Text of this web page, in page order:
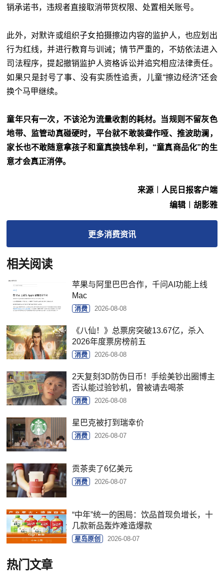
销承诺书，违规者直接取消带货权限、处置相关账号。
此外，对默许或组织子女拍摄擦边内容的监护人，也应划出
行为红线，并进行教育与训诫；情节严重的，不妨依法进入
司法程序，提起撤销监护人资格诉讼并追究相应法律责任。
如果只是封号了事、没有实质性追责，儿童“擦边经济”还会
换个马甲继续。
童年只有一次，不该沦为流量收割的耗材。当规则不留灰色
地带、监管动真碰硬时，平台就不敢装聋作哑、推波助澜，
家长也不敢随意拿孩子和童真换钱牟利，“童真商品化”的生
意才会真正消停。
来源︱人民日报客户端
编辑︱胡影雅
更多消费资讯
相关阅读
苹果与阿里巴巴合作，千问AI功能上线
Mac
消费 2026-08-08
《八仙！》总票房突破13.67亿，杀入
2026年度票房榜前五
消费 2026-08-08
2天复刻3D防伪日币！手绘美钞出圈博主
否认能过验钞机，曾被请去喝茶
消费 2026-08-08
星巴克被打到瑞幸价
消费 2026-08-07
贡茶卖了6亿美元
消费 2026-08-07
“中年”统一的困局：饮品首现负增长，十
几款新品轰炸难造爆款
星岛原创 2026-08-07
热门文章